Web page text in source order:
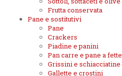
Frutta conservata
Pane e sostitutivi
Pane
Crackers
Piadine e panini
Pan carre e pane a fette
Grissini e schiacciatine
Gallette e crostini